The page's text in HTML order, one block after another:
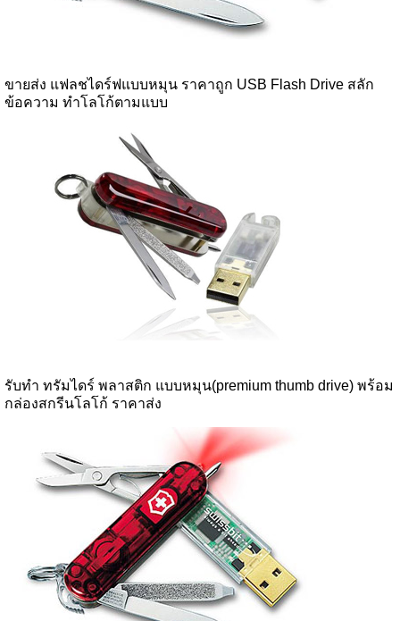
ขายส่ง แฟลชไดร์ฟแบบหมุน ราคาถูก USB Flash Drive สลัก
ข้อความ ทำโลโก้ตามแบบ
รับทำ ทรัมไดร์ พลาสติก แบบหมุน(premium thumb drive) พร้อม
กล่องสกรีนโลโก้ ราคาส่ง